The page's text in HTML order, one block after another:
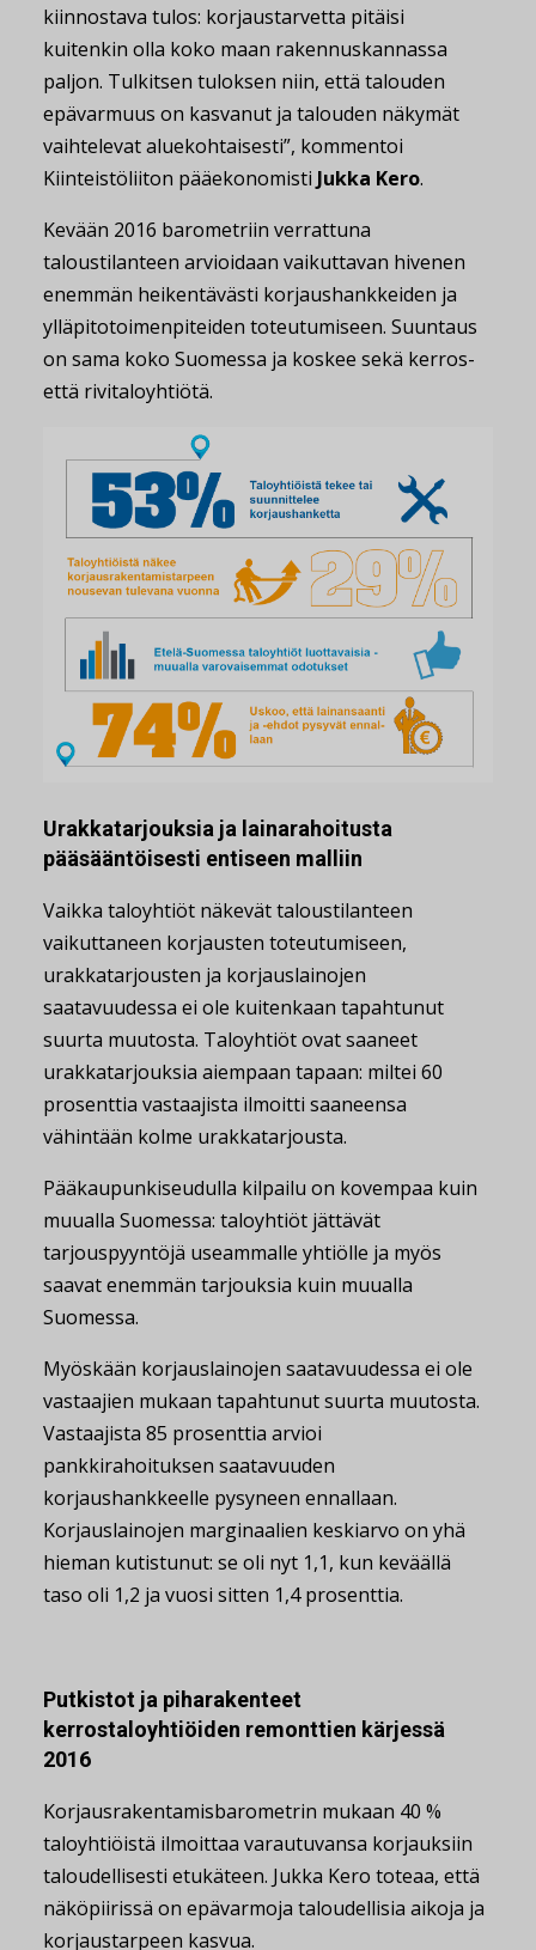
kiinnostava tulos: korjaustarvetta pitäisi
kuitenkin olla koko maan rakennuskannassa
paljon. Tulkitsen tuloksen niin, että talouden
epävarmuus on kasvanut ja talouden näkymät
vaihtelevat aluekohtaisesti”, kommentoi
Kiinteistöliiton pääekonomisti Jukka Kero.
Kevään 2016 barometriin verrattuna
taloustilanteen arvioidaan vaikuttavan hivenen
enemmän heikentävästi korjaushankkeiden ja
ylläpitotoimenpiteiden toteutumiseen. Suuntaus
on sama koko Suomessa ja koskee sekä kerros-
että rivitaloyhtiötä.
Urakkatarjouksia ja lainarahoitusta
pääsääntöisesti entiseen malliin
Vaikka taloyhtiöt näkevät taloustilanteen
vaikuttaneen korjausten toteutumiseen,
urakkatarjousten ja korjauslainojen
saatavuudessa ei ole kuitenkaan tapahtunut
suurta muutosta. Taloyhtiöt ovat saaneet
urakkatarjouksia aiempaan tapaan: miltei 60
prosenttia vastaajista ilmoitti saaneensa
vähintään kolme urakkatarjousta.
Pääkaupunkiseudulla kilpailu on kovempaa kuin
muualla Suomessa: taloyhtiöt jättävät
tarjouspyyntöjä useammalle yhtiölle ja myös
saavat enemmän tarjouksia kuin muualla
Suomessa.
Myöskään korjauslainojen saatavuudessa ei ole
vastaajien mukaan tapahtunut suurta muutosta.
Vastaajista 85 prosenttia arvioi
pankkirahoituksen saatavuuden
korjaushankkeelle pysyneen ennallaan.
Korjauslainojen marginaalien keskiarvo on yhä
hieman kutistunut: se oli nyt 1,1, kun keväällä
taso oli 1,2 ja vuosi sitten 1,4 prosenttia.
Putkistot ja piharakenteet
kerrostaloyhtiöiden remonttien kärjessä
2016
Korjausrakentamisbarometrin mukaan 40 %
taloyhtiöistä ilmoittaa varautuvansa korjauksiin
taloudellisesti etukäteen. Jukka Kero toteaa, että
näköpiirissä on epävarmoja taloudellisia aikoja ja
korjaustarpeen kasvua.